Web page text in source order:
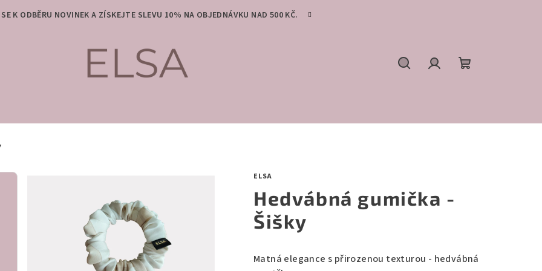
K ODBĚRU NOVINEK A ZÍSKEJTE SLEVU 10% NA OBJEDNÁVKU NAD 500 KČ.
ELSA
Hedvábná gumička -
Šišky
Matná elegance s přirozenou texturou - hedvábná